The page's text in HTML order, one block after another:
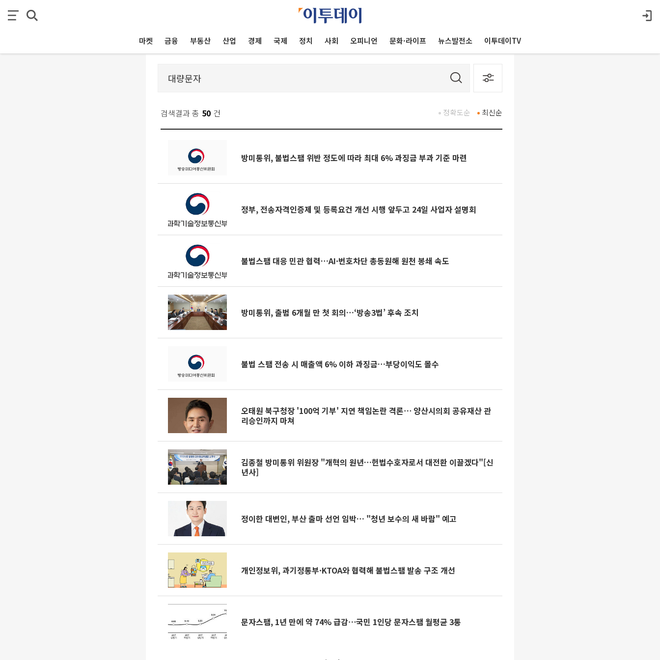
마켓 금융 부동산 산업 경제 국제 정치 사회 오피니언 문화·라이프 뉴스발전소 이투데이TV
검색결과 총 50 건 최신순
정확도순
방미통위, 불법스팸 위반 정도에 따라 최대 6% 과징금 부과 기준 마련
정부, 전송자격인증제 및 등록요건 개선 시행 앞두고 24일 사업자 설명회
불법스팸 대응 민관 협력…AI·번호차단 총동원해 원천 봉쇄 속도
방미통위, 출범 6개월 만 첫 회의…‘방송3법’ 후속 조치
불법 스팸 전송 시 매출액 6% 이하 과징금…부당이익도 몰수
오태원 북구청장 '100억 기부' 지연 책임논란 격론⋯ 양산시의회 공유재산 관
리승인까지 마쳐
김종철 방미통위 위원장 "개혁의 원년…헌법수호자로서 대전환 이끌겠다"[신
년사]
정이한 대변인, 부산 출마 선언 임박… "청년 보수의 새 바람" 예고
개인정보위, 과기정통부·KTOA와 협력해 불법스팸 발송 구조 개선
문자스팸, 1년 만에 약 74% 급감⋯국민 1인당 문자스팸 월평균 3통